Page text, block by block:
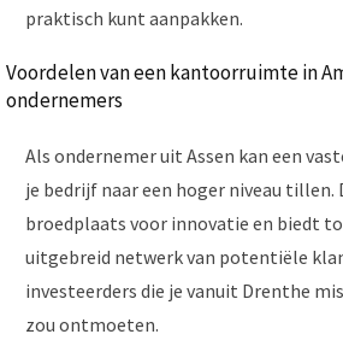
praktisch kunt aanpakken.
Voordelen van een kantoorruimte in
ondernemers
Als ondernemer uit Assen kan een
je bedrijf naar een hoger niveau tillen.
broedplaats voor innovatie en biedt
uitgebreid netwerk van potentiële
investeerders die je vanuit Drenthe
zou ontmoeten.